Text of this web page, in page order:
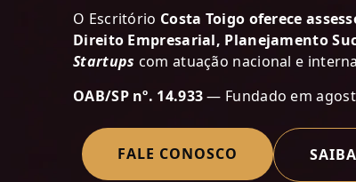
O Escritório Costa Toigo oferece
Direito Empresarial, Planejamento
Startups com atuação nacional e
OAB/SP nº. 14.933— Fundado em
FALE CONOSCO